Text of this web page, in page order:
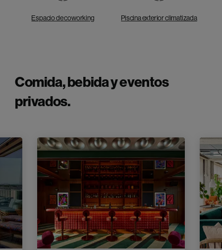
Espacio de coworking Piscina exterior climatizada
Comida, bebida y eventos
privados.